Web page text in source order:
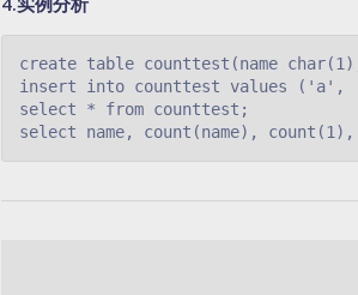
create table counttest(name
insert into counttest values
select * from counttest;
select name, count(name),